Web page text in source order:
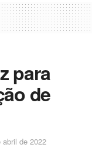
para
de
abril de 2022